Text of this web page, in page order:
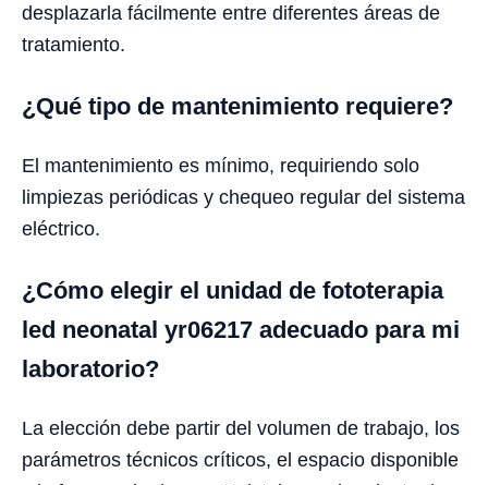
desplazarla fácilmente entre diferentes áreas de
tratamiento.
¿Qué tipo de mantenimiento requiere?
El mantenimiento es mínimo, requiriendo solo
limpiezas periódicas y chequeo regular del sistema
eléctrico.
¿Cómo elegir el unidad de fototerapia
led neonatal yr06217 adecuado para mi
laboratorio?
La elección debe partir del volumen de trabajo, los
parámetros técnicos críticos, el espacio disponible